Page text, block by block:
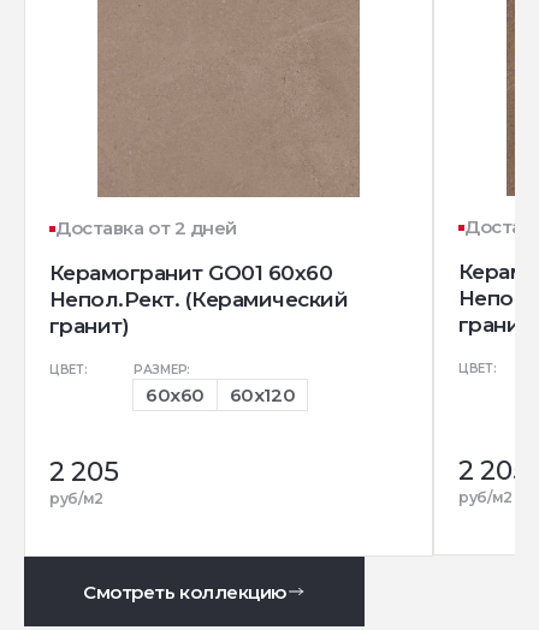
Доставка от 2 дней
Керамогранит GO01 60x60
Непол.Рект. (Керамический
гранит)
ЦВЕТ: РАЗМЕР:
60x60 60x120
2 205
руб/м2
гранит)
ЦВЕТ:
2 205
руб/м2
Смотреть коллекцию